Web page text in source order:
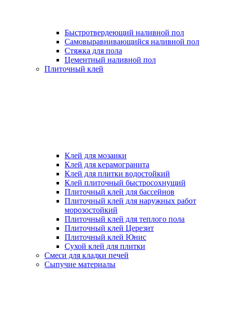
Быстротвердеющий наливной пол
Самовыравнивающийся наливной пол
Стяжка для пола
Цементный наливной пол
Плиточный клей
Клей для мозаики
Клей для керамогранита
Клей для плитки водостойкий
Клей плиточный быстросохнущий
Плиточный клей для бассейнов
Плиточный клей для наружных работ
морозостойкий
Плиточный клей для теплого пола
Плиточный клей Церезит
Плиточный клей Юнис
Сухой клей для плитки
Смеси для кладки печей
Сыпучие материалы